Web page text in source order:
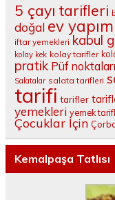
5 çayı tarifleri
doğal ev
iftar yemekleri kabul
kolay kek kolay tarifler
pratik Püf noktaları
Salatalar salata tarifleri
tarifi tarifler
yemekleri yemek
Çocuklar İçin
Kemalpaşa Tatlısı